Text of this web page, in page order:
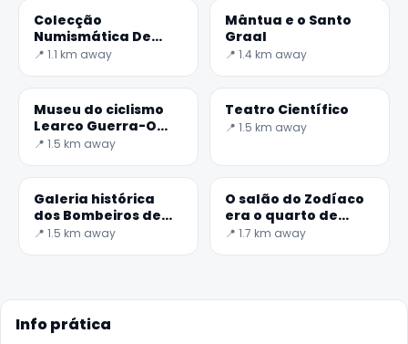
Colecção
Numismática De
Bam
📍 1.1 km away
Mântua e o Santo
Graal
📍 1.4 km away
Museu do ciclismo
Learco Guerra-O
Cavalo de aço
📍 1.5 km away
Teatro Científico
📍 1.5 km away
Galeria histórica
dos Bombeiros de
Mântua
📍 1.5 km away
O salão do Zodíaco
era o quarto de
William G
📍 1.7 km away
Info prática